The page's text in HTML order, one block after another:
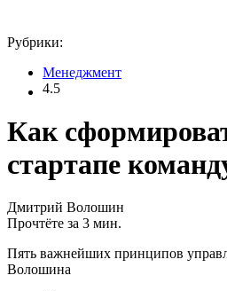
Рубрики:
Менеджмент
4.5
Как
стартапе
Дмитрий Волошин
Прочтёте за 3 мин.
Пять важнейших принципов
Волошина